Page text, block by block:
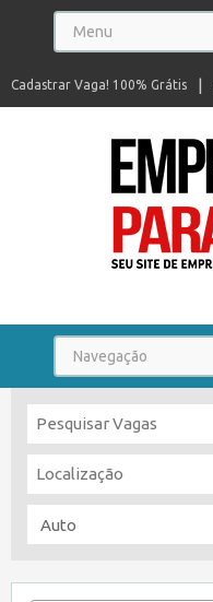
Cadastrar Vaga! 100% Grátis